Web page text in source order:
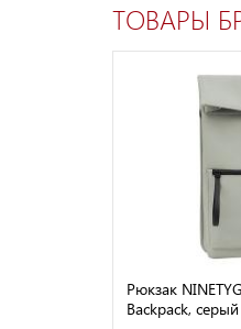
ТОВАРЫ
Рюкзак
Backpack, серый